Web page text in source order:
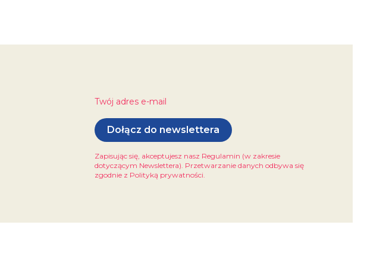
Twój adres e-mail
Dołącz do newslettera
Zapisując się, akceptujesz nasz Regulamin (w zakresie
dotyczącym Newslettera). Przetwarzanie danych odbywa się
zgodnie z Polityką prywatności.